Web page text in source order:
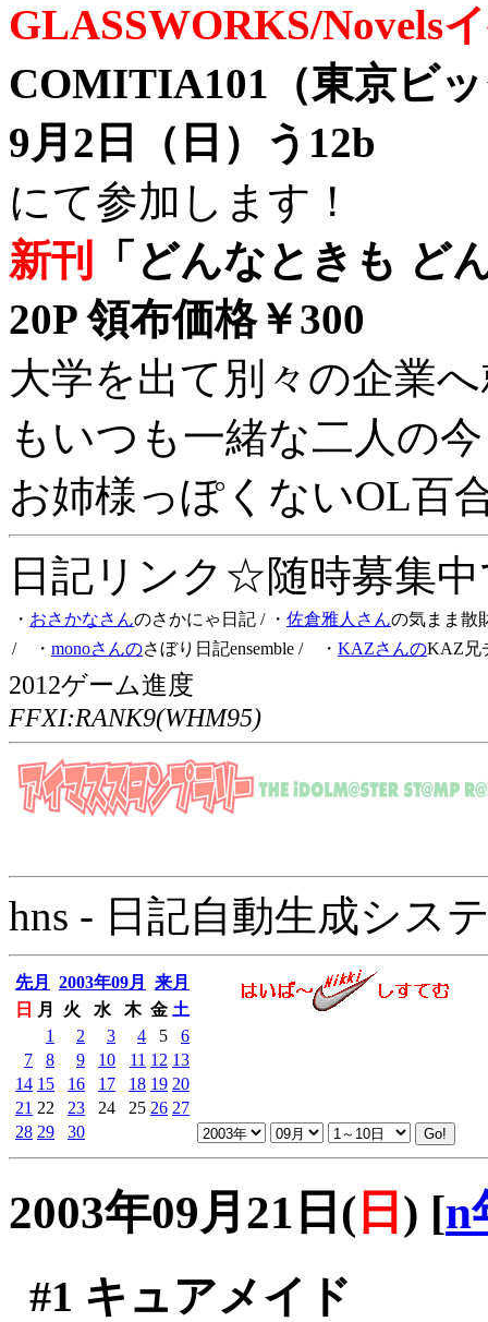
GLASSWORKS/Novels
COMITIA101（東京ビ
9月2日（日）う12b
にて参加します！
新刊
「どんなときも ど
20P 領布価格￥300
大学を出て別々の企業
もいつも一緒な二人の
お姉様っぽくないOL百
日記リンク☆随時募集
・ おさかなさんのさかにゃ日記 / ・ 佐倉雅人さんの気まま散
/ ・ monoさんのさぼり日記ensemble / ・ KAZさんのKAZ兄
2012ゲーム進度
FFXI:RANK9(WHM95)
hns - 日記自動生成シス
先月 2003年09月
来月
日
月 火 水 木 金 土
1
2 3 4 5
6
7
8 9 10 11 12 13
14 15 16 17 18 19 20
21 22 23 24 25 26 27
28 29 30
2003年09月21日( 日 ) [n
#1 キュアメイド